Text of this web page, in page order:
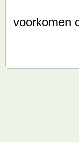
voorkomen